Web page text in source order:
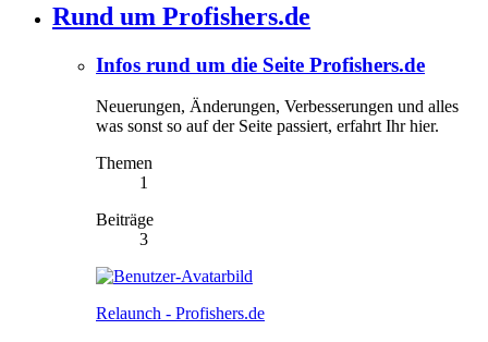
Rund um Profishers.de
Infos rund um die Seite Profishers.de
Neuerungen, Änderungen, Verbesserungen und alles
was sonst so auf der Seite passiert, erfahrt Ihr hier.
Themen
1
Beiträge
3
Relaunch - Profishers.de